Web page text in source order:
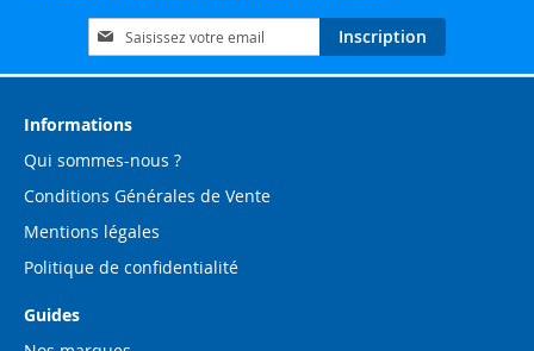
Inscription
à
notre
d’information
Inscription
Informations
Qui sommes-nous ?
Conditions Générales de Vente
Mentions légales
Politique de confidentialité
Guides